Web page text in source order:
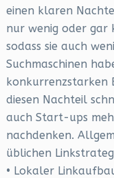
einen klaren
nur wenig oder gar
sodass sie auch
Suchmaschinen
konkurrenzstarken
diesen Nachteil
auch Start-ups
nachdenken.
üblichen
• Lokaler